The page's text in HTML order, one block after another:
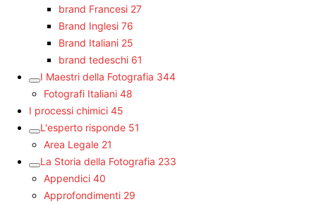
brand Francesi 27
Brand Inglesi 76
Brand Italiani 25
brand tedeschi 61
I Maestri della Fotografia 344
Fotografi Italiani 48
I processi chimici 45
L'esperto risponde 51
Area Legale 21
La Storia della Fotografia 233
Appendici 40
Approfondimenti 29